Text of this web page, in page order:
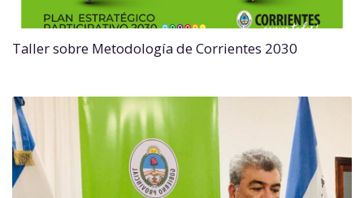
Taller sobre Metodología de Corrientes 2030